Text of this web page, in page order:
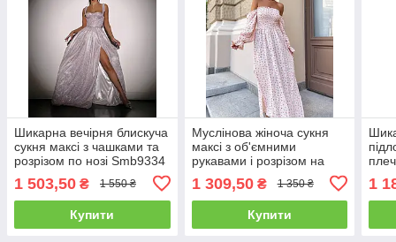
Шикарна вечірня блискуча
сукня максі з чашками та
розрізом по нозі Smb9334
1 503,50 ₴ 1 550 ₴
Купити
Муслінова жіноча сукня
максі з об'ємними
рукавами і розрізом на
Smv8621
1 309,50₴ 1 350 ₴
Купити
1